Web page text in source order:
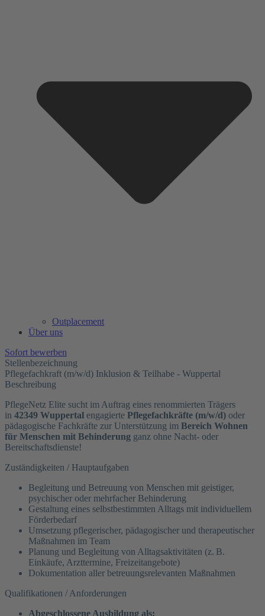
Outplacement
Über uns
Sofort bewerben
Stellenbezeichnung
Pflegefachkraft (m/w/d) Inklusion & Teilhabe - Wuppertal
Beschreibung
PflegeNetz Elite sucht im Auftrag eines renommierten Trägers
in 42349 Wuppertal engagierte Pflegefachkräfte (m/w/d) oder
pädagogische Fachkräfte zur Unterstützung im Bereich Wohnen
für Menschen mit Behinderung ganz ohne Nacht- oder
Bereitschaftsdienste!
Zuständigkeiten / Hauptaufgaben
Begleitung und Betreuung von Menschen mit geistiger,
psychischer oder mehrfacher Behinderung
Gestaltung eines selbstbestimmten Alltags mit individuellem
Förderbedarf
Umsetzung pflegerischer, pädagogischer und therapeutischer
Maßnahmen im Team
Planung und Begleitung von Alltagsaktivitäten (z. B.
Einkäufe, Arzttermine, Freizeitangebote)
Dokumentation aller betreuungsrelevanten Maßnahmen
Qualifikationen / Anforderungen
Abgeschlossene Ausbildung als: